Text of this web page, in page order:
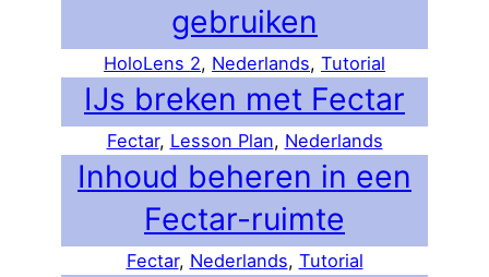
gebruiken
HoloLens 2, Nederlands, Tutorial
IJs breken met Fectar
Fectar, Lesson Plan, Nederlands
Inhoud beheren in een
Fectar-ruimte
Fectar, Nederlands, Tutorial